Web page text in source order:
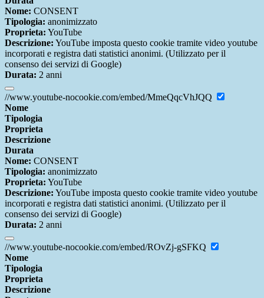
Nome: CONSENT
Tipologia: anonimizzato
Proprieta: YouTube
Descrizione: YouTube imposta questo cookie tramite video youtube
incorporati e registra dati statistici anonimi. (Utilizzato per il
consenso dei servizi di Google)
Durata: 2 anni
//www.youtube-nocookie.com/embed/MmeQqcVhJQQ
Nome
Tipologia
Proprieta
Descrizione
Durata
Nome: CONSENT
Tipologia: anonimizzato
Proprieta: YouTube
Descrizione: YouTube imposta questo cookie tramite video youtube
incorporati e registra dati statistici anonimi. (Utilizzato per il
consenso dei servizi di Google)
Durata: 2 anni
//www.youtube-nocookie.com/embed/ROvZj-gSFKQ
Nome
Tipologia
Proprieta
Descrizione